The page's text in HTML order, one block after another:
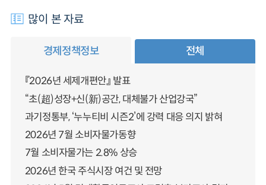
많이 본 자료
경제정책정보 전체
『2026년 세제개편안』 발표
“초(超)성장+신(新)공간, 대체불가 산업강국”
과기정통부, ‘누누티비 시즌2’에 강력 대응 의지 밝혀
2026년 7월 소비자물가동향
7월 소비자물가는 2.8% 상승
2026년 한국 주식시장 여건 및 전망